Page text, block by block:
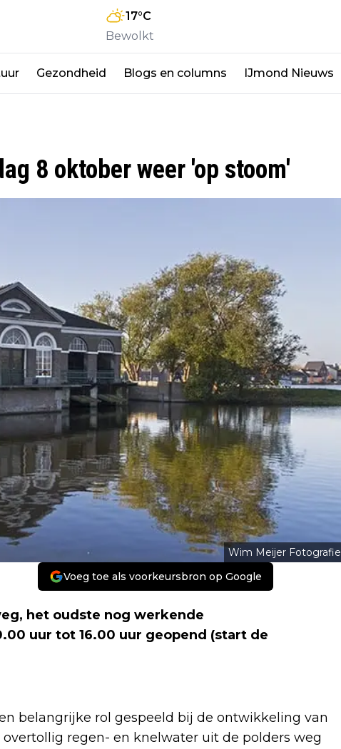
17°C
Bewolkt
Gezondheid Blogs en columns IJmond Nieuws
8 oktober weer 'op stoom'
Wim Meijer Fotografie
Voeg toe als voorkeursbron op Google
het oudste nog werkende
uur tot 16.00 uur geopend (start de
belangrijke rol gespeeld bij de ontwikkeling van
regen- en knelwater uit de polders weg